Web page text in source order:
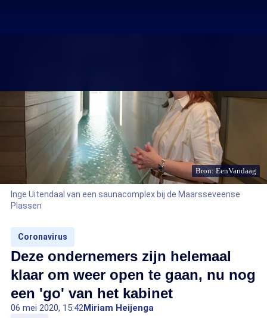
Bron: EenVandaag
Inge Uitendaal van een saunacomplex bij de Maarsseveense
Plassen
Coronavirus
Deze ondernemers zijn helemaal
klaar om weer open te gaan, nu nog
een 'go' van het kabinet
06 mei 2020, 15:42Miriam Heijenga